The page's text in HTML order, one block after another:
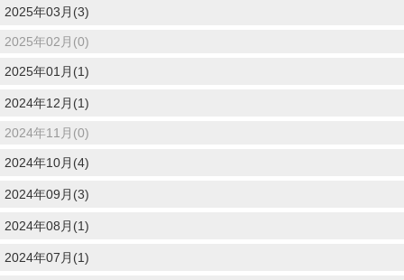
2025年03月(3)
2025年02月(0)
2025年01月(1)
2024年12月(1)
2024年11月(0)
2024年10月(4)
2024年09月(3)
2024年08月(1)
2024年07月(1)